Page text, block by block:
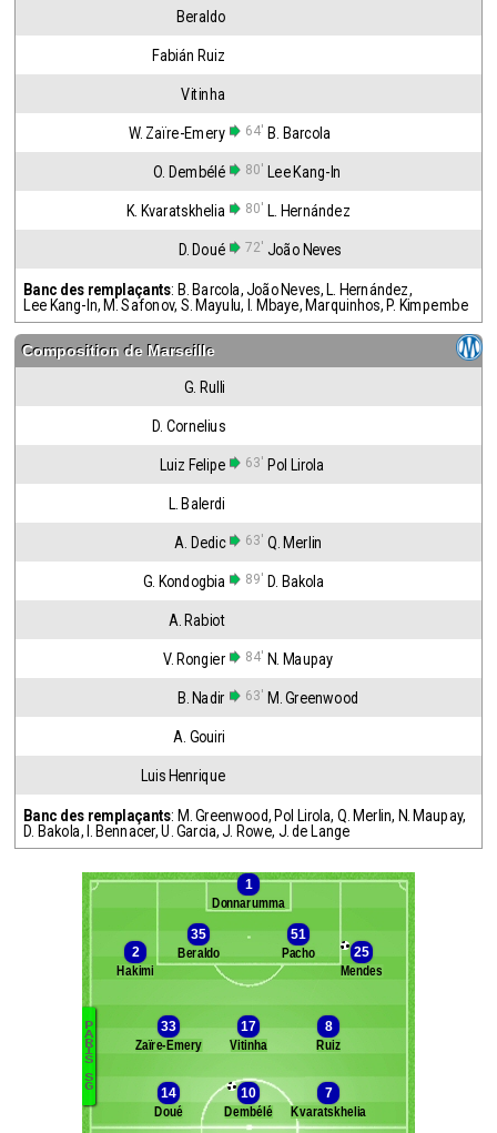
Beraldo
Fabián Ruiz
Vitinha
W. Zaïre-Emery 64' B. Barcola
O. Dembélé 80' Lee Kang-In
K. Kvaratskhelia 80' L. Hernández
D. Doué 72' João Neves
Banc des remplaçants: B. Barcola,João Neves, L. Hernández,
Lee Kang-In, M. Safonov, S. Mayulu, I. Mbaye, Marquinhos, P. Kimpembe
Composition de Marseille
G. Rulli
D. Cornelius
Luiz Felipe 63' Pol Lirola
L. Balerdi
A. Dedic 63' Q. Merlin
G. Kondogbia 89' D. Bakola
A. Rabiot
V. Rongier 84' N. Maupay
B. Nadir 63' M. Greenwood
A. Gouiri
Luis Henrique
Banc des remplaçants: M. Greenwood, Pol Lirola, Q. Merlin, N. Maupay,
D. Bakola, I. Bennacer,U. Garcia,J. Rowe, J. de Lange